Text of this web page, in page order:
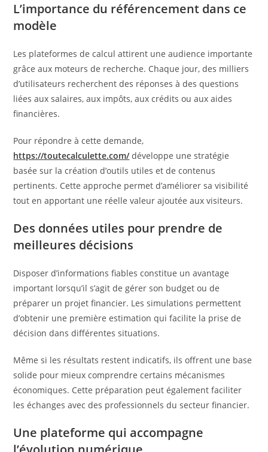
L’importance du référencement dans ce
modèle
Les plateformes de calcul attirent une audience importante
grâce aux moteurs de recherche. Chaque jour, des milliers
d’utilisateurs recherchent des réponses à des questions
liées aux salaires, aux impôts, aux crédits ou aux aides
financières.
Pour répondre à cette demande,
https://toutecalculette.com/développe une stratégie
basée sur la création d’outils utiles et de contenus
pertinents. Cette approche permet d’améliorer sa visibilité
tout en apportant une réelle valeur ajoutée aux visiteurs.
Des données utiles pour prendre de
meilleures décisions
Disposer d’informations fiables constitue un avantage
important lorsqu’il s’agit de gérer son budget ou de
préparer un projet financier. Les simulations permettent
d’obtenir une première estimation qui facilite la prise de
décision dans différentes situations.
Même si les résultats restent indicatifs, ils offrent une base
solide pour mieux comprendre certains mécanismes
économiques. Cette préparation peut également faciliter
les échanges avec des professionnels du secteur financier.
Une plateforme qui accompagne